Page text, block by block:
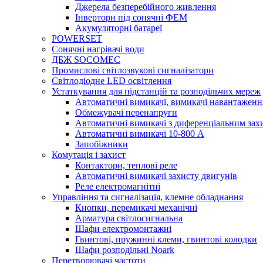
Джерела безперебійного живлення
Інвертори під сонячні ФЕМ
Акумуляторні батареї
POWERSET
Сонячні нагрівачі води
ДБЖ SOCOMEC
Промислові світлозвукові сигналізатори
Світлодіодне LED освітлення
Устаткування для підстанцій та розподільчих мереж
Автоматичні вимикачі, вимикачі
Обмежувачі перенапруги
Автоматичні вимикачі з диференціальним
Автоматичні вимикачі 10-800 А
Запобіжники
Комутація і захист
Контактори, теплові реле
Автоматичні вимикачі захисту двигунів
Реле електромагнітні
Управління та сигналізація, клемне обладнання
Кнопки, перемикачі механічні
Арматура світлосигнальна
Шафи електромонтажні
Гвинтові, пружинні клеми, гвинтові колодки
Шафи розподільні Noark
Перетворювачі частоти